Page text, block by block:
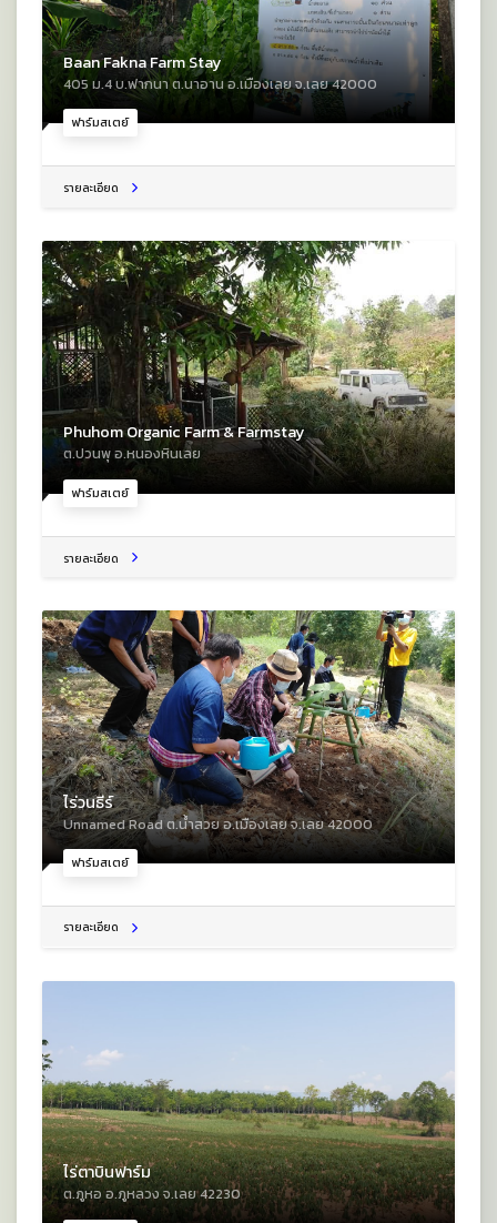
ฟาร์มสเตย์
Baan Fakna Farm Stay
405 ม.4 บ.ฟากนา ต.นาอาน อ.เมืองเลย จ.เลย 42000
รายละเอียด
ฟาร์มสเตย์
Phuhom Organic Farm & Farmstay
ต.ปวนพุ อ.หนองหินเลย
รายละเอียด
ฟาร์มสเตย์
ไร่วนธีร์
Unnamed Road ต.น้ำสวย อ.เมืองเลย จ.เลย 42000
รายละเอียด
ไร่ตาบินฟาร์ม
ต.ภูหอ อ.ภูหลวง จ.เลย 42230